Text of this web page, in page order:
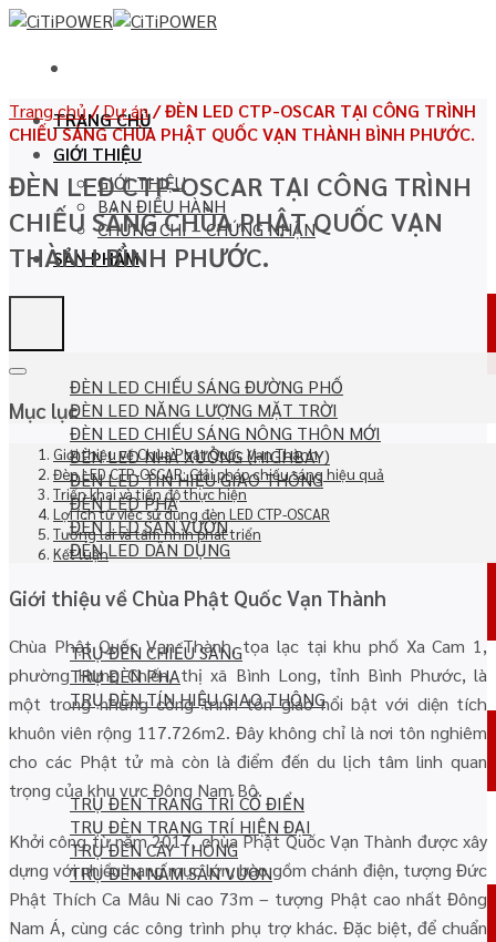
Chuyển
TRANG CHỦ
GIỚI THIỆU
GIỚI THIỆU
BAN ĐIỀU HÀNH
CHỨNG CHỈ – CHỨNG NHẬN
SẢN PHẨM
ĐÈN LED CHIẾU SÁNG ĐƯỜNG PHỐ
ĐÈN LED NĂNG LƯỢNG MẶT TRỜI
ĐÈN LED CHIẾU SÁNG NÔNG THÔN MỚI
ĐÈN LED NHÀ XƯỞNG (HIGHBAY)
ĐÈN LED TÍN HIỆU GIAO THÔNG
ĐÈN LED PHA
ĐÈN LED SÂN VƯỜN
ĐÈN LED DÂN DỤNG
TRỤ ĐÈN CHIẾU SÁNG
TRỤ ĐÈN PHA
TRỤ ĐÈN TÍN HIỆU GIAO THÔNG
TRỤ ĐÈN TRANG TRÍ CỔ ĐIỂN
TRỤ ĐÈN TRANG TRÍ HIỆN ĐẠI
TRỤ ĐÈN CÂY THÔNG
TRỤ ĐÈN NẤM SÂN VƯỜN
Trang chủ /Dự án/ĐÈN LED CTP-OSCAR TẠI CÔNG TRÌNH
CHIẾU SÁNG CHÙA PHẬT QUỐC VẠN THÀNH BÌNH PHƯỚC.
ĐÈN LED CTP-OSCAR TẠI CÔNG TRÌNH
CHIẾU SÁNG CHÙA PHẬT QUỐC VẠN
THÀNH BÌNH PHƯỚC.
Mục lục
Giới thiệu về Chùa Phật Quốc Vạn Thành
Đèn LED CTP-OSCAR: Giải pháp chiếu sáng hiệu quả
Triển khai và tiến độ thực hiện
Lợi ích từ việc sử dụng đèn LED CTP-OSCAR
Tương lai và tầm nhìn phát triển
Kết luận
Giới thiệu về Chùa Phật Quốc Vạn Thành
Chùa Phật Quốc Vạn Thành, tọa lạc tại khu phố Xa Cam 1,
phường Hưng Chiến, thị xã Bình Long, tỉnh Bình Phước, là
một trong những công trình tôn giáo nổi bật với diện tích
khuôn viên rộng 117.726m2. Đây không chỉ là nơi tôn nghiêm
cho các Phật tử mà còn là điểm đến du lịch tâm linh quan
trọng của khu vực Đông Nam Bộ.
Khởi công từ năm 2017, chùa Phật Quốc Vạn Thành được xây
dựng với nhiều hạng mục lớn, bao gồm chánh điện, tượng Đức
Phật Thích Ca Mâu Ni cao 73m – tượng Phật cao nhất Đông
Nam Á, cùng các công trình phụ trợ khác. Đặc biệt, để chuẩn